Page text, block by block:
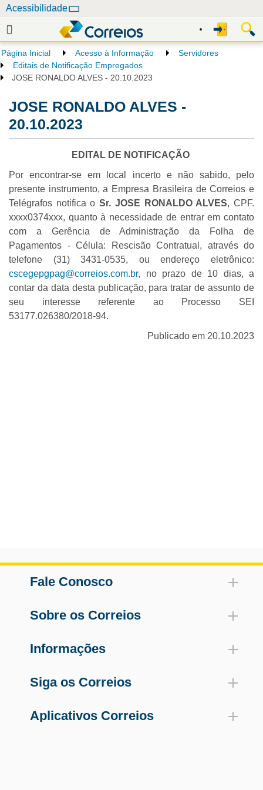
e
g
a
Acessibilidade
Página Inicial Acesso à Informação
Servidores
Editais de Notificação Empregados
JOSE RONALDO ALVES - 20.10.2023
JOSE RONALDO ALVES -
20.10.2023
EDITAL DE NOTIFICAÇÃO
Por encontrar-se em local incerto e não sabido, pelo
presente instrumento, a Empresa Brasileira de Correios e
Telégrafos notifica oSr. JOSE RONALDO ALVES, CPF.
xxxx0374xxx, quanto à necessidade de entrar em contato
com a Gerência de Administração da Folha de
Pagamentos - Célula: Rescisão Contratual, através do
telefone (31) 3431-0535, ou endereço eletrônico:
cscegepgpag@correios.com.br, no prazo de 10 dias, a
contar da data desta publicação, para tratar de assunto de
seu interesse referente ao Processo SEI
53177.026380/2018-94.
Publicado em 20.10.2023
Fale Conosco
Sobre os Correios
Informações
Siga os Correios
Aplicativos Correios